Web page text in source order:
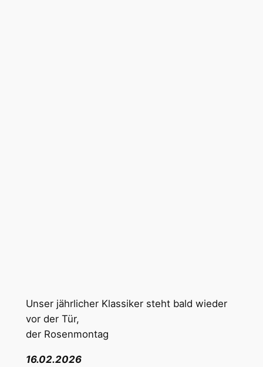
Unser jährlicher Klassiker steht bald wieder
vor der Tür,
der Rosenmontag
16.02.2026